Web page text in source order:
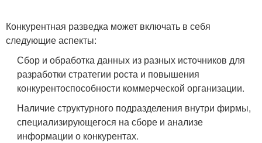
Конкурентная разведка может включать в себя
следующие аспекты:
Сбор и обработка данных из разных источников для
разработки стратегии роста и повышения
конкурентоспособности коммерческой организации.
Наличие структурного подразделения внутри фирмы,
специализирующегося на сборе и анализе
информации о конкурентах.